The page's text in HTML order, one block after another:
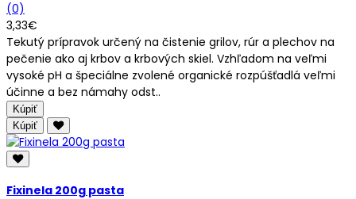
(0)
3,33€
Tekutý prípravok určený na čistenie grilov, rúr a plechov na
pečenie ako aj krbov a krbových skiel. Vzhľadom na veľmi
vysoké pH a špeciálne zvolené organické rozpúšťadlá veľmi
účinne a bez námahy odst..
Kúpiť
Kúpiť
Fixinela 200g pasta